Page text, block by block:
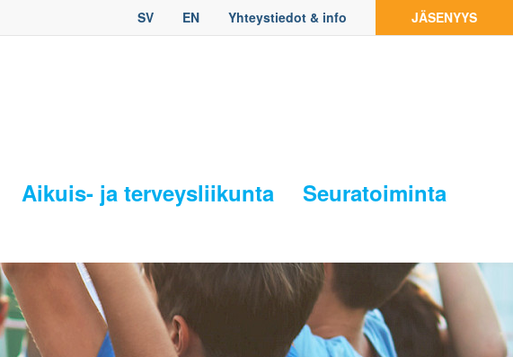
SV EN Yhteystiedot & info JÄSENYYS
Aikuis- ja terveysliikunta
Seuratoiminta